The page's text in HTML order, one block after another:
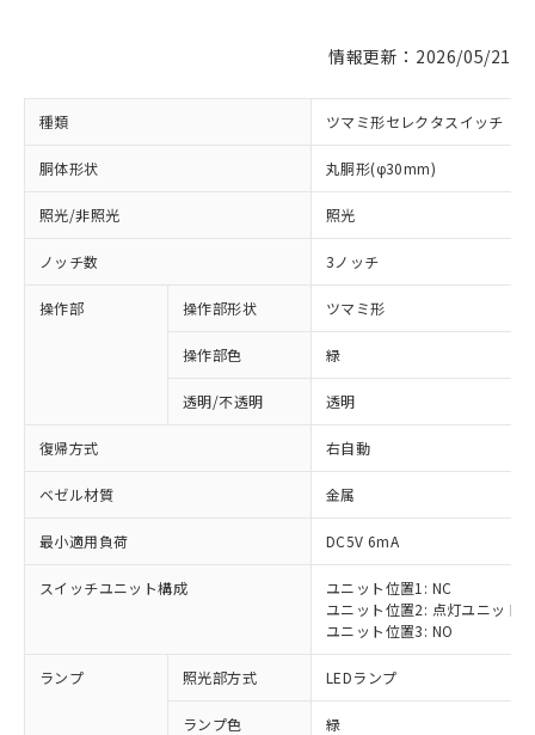
情報更新：2026/05/21
種類 ツマミ形セレクタスイッチ
胴体形状 丸胴形(φ30mm)
照光/非照光 照光
ノッチ数 3ノッチ
操作部 操作部形状 ツマミ形
操作部色 緑
透明/不透明 透明
復帰方式 右自動
ベゼル材質 金属
最小適用負荷 DC5V 6mA
スイッチユニット構成
ユニット位置1: NC
ユニット位置2: 点灯ユニット
ユニット位置3: NO
ランプ 照光部方式 LEDランプ
ランプ色 緑